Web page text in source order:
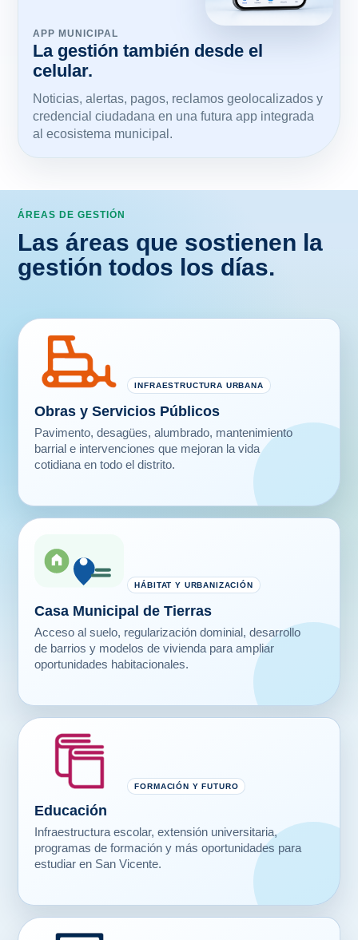
La gestión también desde el
celular.
Noticias, alertas, pagos, reclamos geolocalizados y
credencial ciudadana en una futura app integrada
al ecosistema municipal.
Las áreas que sostienen la
gestión todos los días.
Obras y Servicios Públicos
Pavimento, desagües, alumbrado, mantenimiento
barrial e intervenciones que mejoran la vida
cotidiana en todo el distrito.
Casa Municipal de Tierras
Acceso al suelo, regularización dominial, desarrollo
de barrios y modelos de vivienda para ampliar
oportunidades habitacionales.
Educación
Infraestructura escolar, extensión universitaria,
programas de formación y más oportunidades para
estudiar en San Vicente.